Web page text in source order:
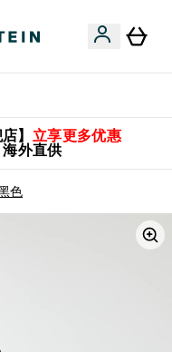
】 立享更多优惠
海外直供
色